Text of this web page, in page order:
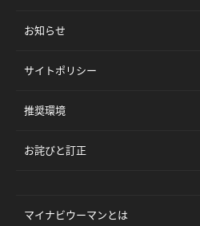
お知らせ
サイトポリシー
推奨環境
お詫びと訂正
マイナビウーマンとは